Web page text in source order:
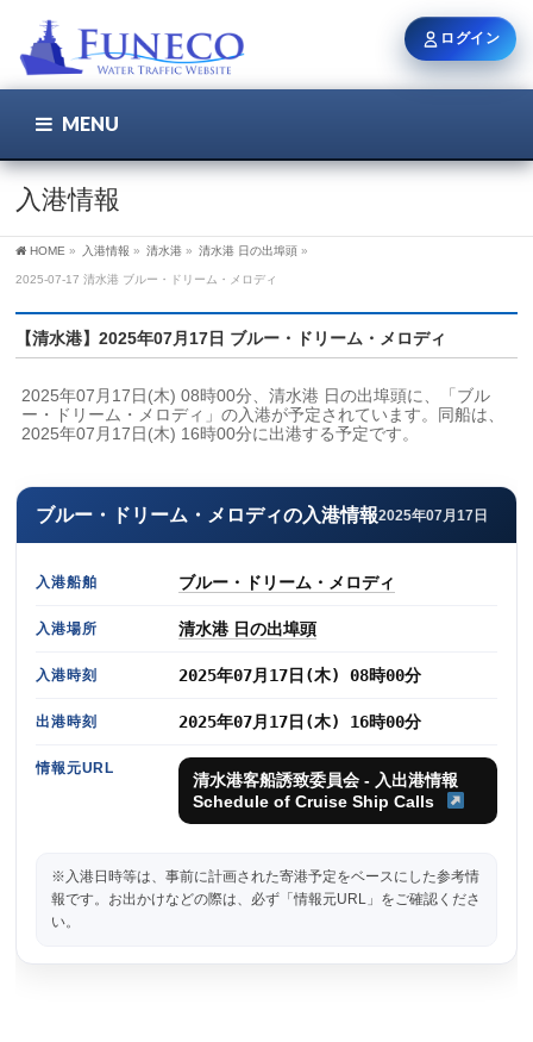
MENU
入港情報
HOME » 入港情報 » 清水港 » 清水港 日の出埠頭 »
2025-07-17 清水港 ブルー・ドリーム・メロディ
【清水港】2025年07月17日 ブルー・ドリーム・メロディ
2025年07月17日(木) 08時00分、清水港 日の出埠頭に、「ブル
ー・ドリーム・メロディ」の入港が予定されています。同船は、
2025年07月17日(木) 16時00分に出港する予定です。
ブルー・ドリーム・メロディの入港情報2025年07月17日
入港船舶 ブルー・ドリーム・メロディ
入港場所 清水港 日の出埠頭
入港時刻 2025年07月17日(木) 08時00分
出港時刻 2025年07月17日(木) 16時00分
情報元URL
清水港客船誘致委員会 - 入出港情報
Schedule of Cruise Ship Calls
※入港日時等は、事前に計画された寄港予定をベースにした参考情
報です。お出かけなどの際は、必ず「情報元URL」をご確認くださ
い。
ログイン
ユーザー名 / メール
新規登録 パスワードを忘れた方